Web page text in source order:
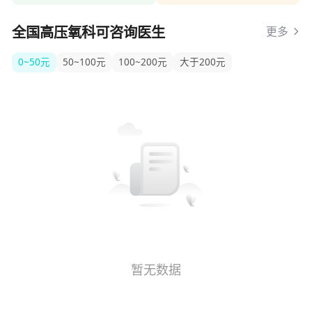
全国高压氧科可咨询医生 更多
0~50元 50~100元 100~200元 大于200元
暂无数据